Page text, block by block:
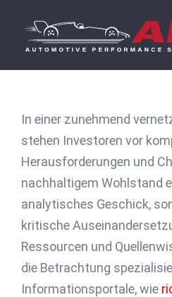
content
In einer zunehmend
stehen Investoren vor
Herausforderungen und
nachhaltigem Wohlstand
analytisches Geschick,
kritische
Ressourcen und
die Betrachtung
Informationsportale, wie